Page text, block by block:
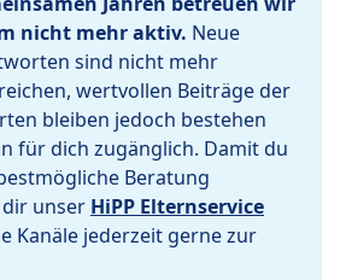
nicht mehr aktiv. Neue
sind nicht mehr
wertvollen Beiträge der
bleiben jedoch bestehen
für dich zugänglich. Damit du
Beratung
unser HiPP Elternservice
Kanäle jederzeit gerne zur